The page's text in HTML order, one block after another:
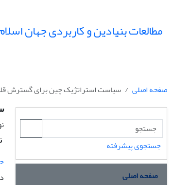
مطالعات بنیادین و کاربردی جهان
صفحه اصلی سیاست استراتژیک چین برای گسترش
جستجوی پیشرفته
صفحه اصلی